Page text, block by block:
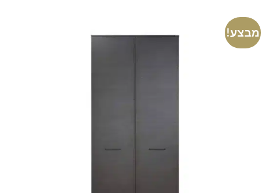
מבצע!